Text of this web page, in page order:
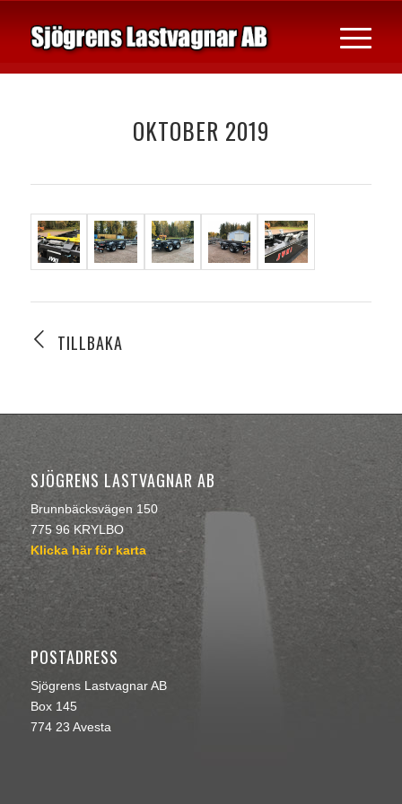
OKTOBER 2019
TILLBAKA
SJÖGRENS LASTVAGNAR AB
Brunnbäcksvägen 150
775 96 KRYLBO
Klicka här för karta
POSTADRESS
Sjögrens Lastvagnar AB
Box 145
774 23 Avesta